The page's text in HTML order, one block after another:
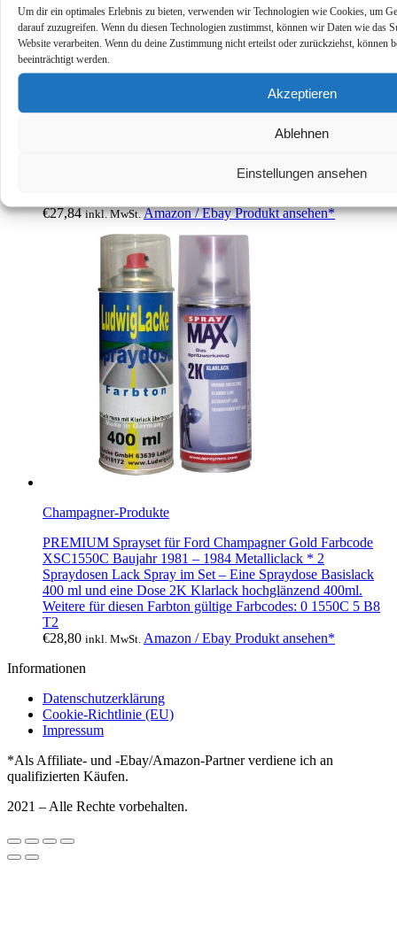
Tourisme et vignoble en champagne 2003, le petit fute (Hors
€27,84 inkl. MwSt. Amazon / Ebay Produkt ansehen*
Champagner-Produkte
PREMIUM Sprayset für Ford Champagner Gold Farbcode
XSC1550C Baujahr 1981 – 1984 Metalliclack * 2
Spraydosen Lack Spray im Set – Eine Spraydose Basislack
400 ml und eine Dose 2K Klarlack hochglänzend 400ml.
Weitere für diesen Farbton gültige Farbcodes: 0 1550C 5 B8
T2
€28,80 inkl. MwSt. Amazon / Ebay Produkt ansehen*
Informationen
Datenschutzerklärung
Cookie-Richtlinie (EU)
Impressum
*Als Affiliate- und -Ebay/Amazon-Partner verdiene ich an
qualifizierten Käufen.
2021 – Alle Rechte vorbehalten.
Um dir ein optimales Erlebnis zu bieten, verwenden wir Technologien wie Cookies, um
darauf zuzugreifen. Wenn du diesen Technologien zustimmst, können wir Daten wie das
Website verarbeiten. Wenn du deine Zustimmung nicht erteilst oder zurückziehst, können
beeinträchtigt werden.
Akzeptieren
Ablehnen
Einstellungen ansehen